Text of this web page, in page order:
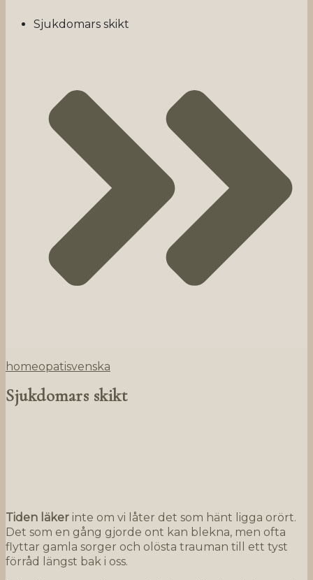
Sjukdomars skikt
homeopatisvenska
Sjukdomars skikt
Tiden läker inte om vi låter det som hänt ligga orört.
Det som en gång gjorde ont kan blekna, men ofta
flyttar gamla sorger och olösta trauman till ett tyst
förråd längst bak i oss.